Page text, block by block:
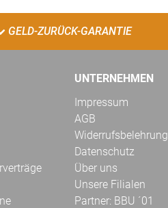
GELD-ZURÜCK-GARANTIE
UNTERNEHMEN
Impressum
AGB
Widerrufsbelehrung
Datenschutz
Über uns
Unsere Filialen
Partner: BBU ´01